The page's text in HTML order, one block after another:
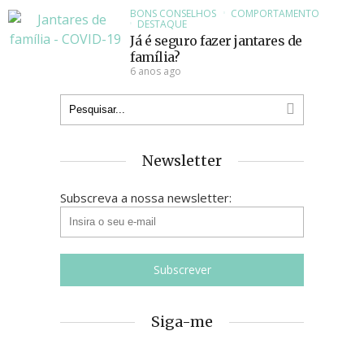
BONS CONSELHOS COMPORTAMENTO
DESTAQUE
Já é seguro fazer jantares de
família?
6 anos ago
Newsletter
Subscreva a nossa newsletter:
Siga-me